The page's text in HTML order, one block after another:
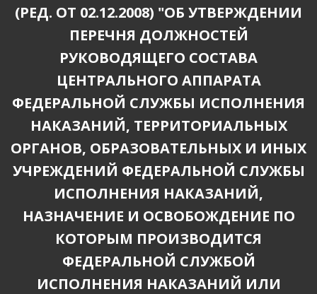
(РЕД. ОТ 02.12.2008) "ОБ УТВЕРЖДЕНИИ
ПЕРЕЧНЯ ДОЛЖНОСТЕЙ
РУКОВОДЯЩЕГО СОСТАВА
ЦЕНТРАЛЬНОГО АППАРАТА
ФЕДЕРАЛЬНОЙ СЛУЖБЫ ИСПОЛНЕНИЯ
НАКАЗАНИЙ, ТЕРРИТОРИАЛЬНЫХ
ОРГАНОВ, ОБРАЗОВАТЕЛЬНЫХ И ИНЫХ
УЧРЕЖДЕНИЙ ФЕДЕРАЛЬНОЙ СЛУЖБЫ
ИСПОЛНЕНИЯ НАКАЗАНИЙ,
НАЗНАЧЕНИЕ И ОСВОБОЖДЕНИЕ ПО
КОТОРЫМ ПРОИЗВОДИТСЯ
ФЕДЕРАЛЬНОЙ СЛУЖБОЙ
ИСПОЛНЕНИЯ НАКАЗАНИЙ ИЛИ